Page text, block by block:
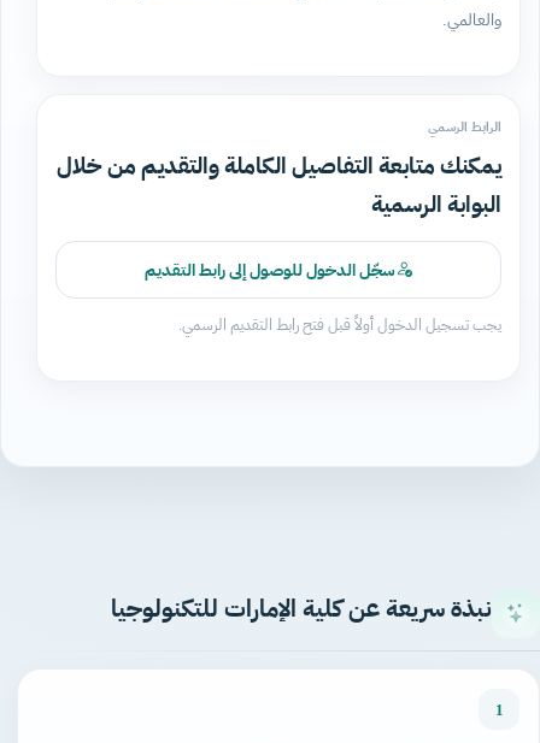
والعالمي.
الرابط الرسمي
يمكنك متابعة التفاصيل الكاملة والتقديم من خلال
البوابة الرسمية
سجّل الدخول للوصول إلى رابط التقديم
يجب تسجيل الدخول أولاً قبل فتح رابط التقديم الرسمي.
نبذة سريعة عن كلية الإمارات للتكنولوجيا
1